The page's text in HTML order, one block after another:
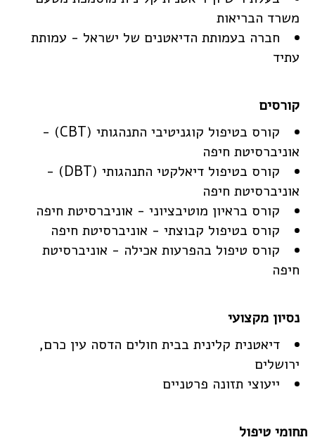
משרד הבריאות
חברה בעמותת הדיאטנים של ישראל - עמותת
עתיד
קורס בטיפול קוגניטיבי התנהגותי (CBT) -
אוניברסיטת חיפה
קורס בטיפול דיאלקטי התנהגותי (DBT) -
אוניברסיטת חיפה
קורס בראיון מוטיבציוני - אוניברסיטת חיפה
קורס בטיפול קבוצתי - אוניברסיטת חיפה
קורס טיפול בהפרעות אכילה - אוניברסיטת
חיפה
דיאטנית קלינית בבית חולים הדסה עין כרם,
ירושלים
ייעוצי תזונה פרטניים
תחומי טיפול